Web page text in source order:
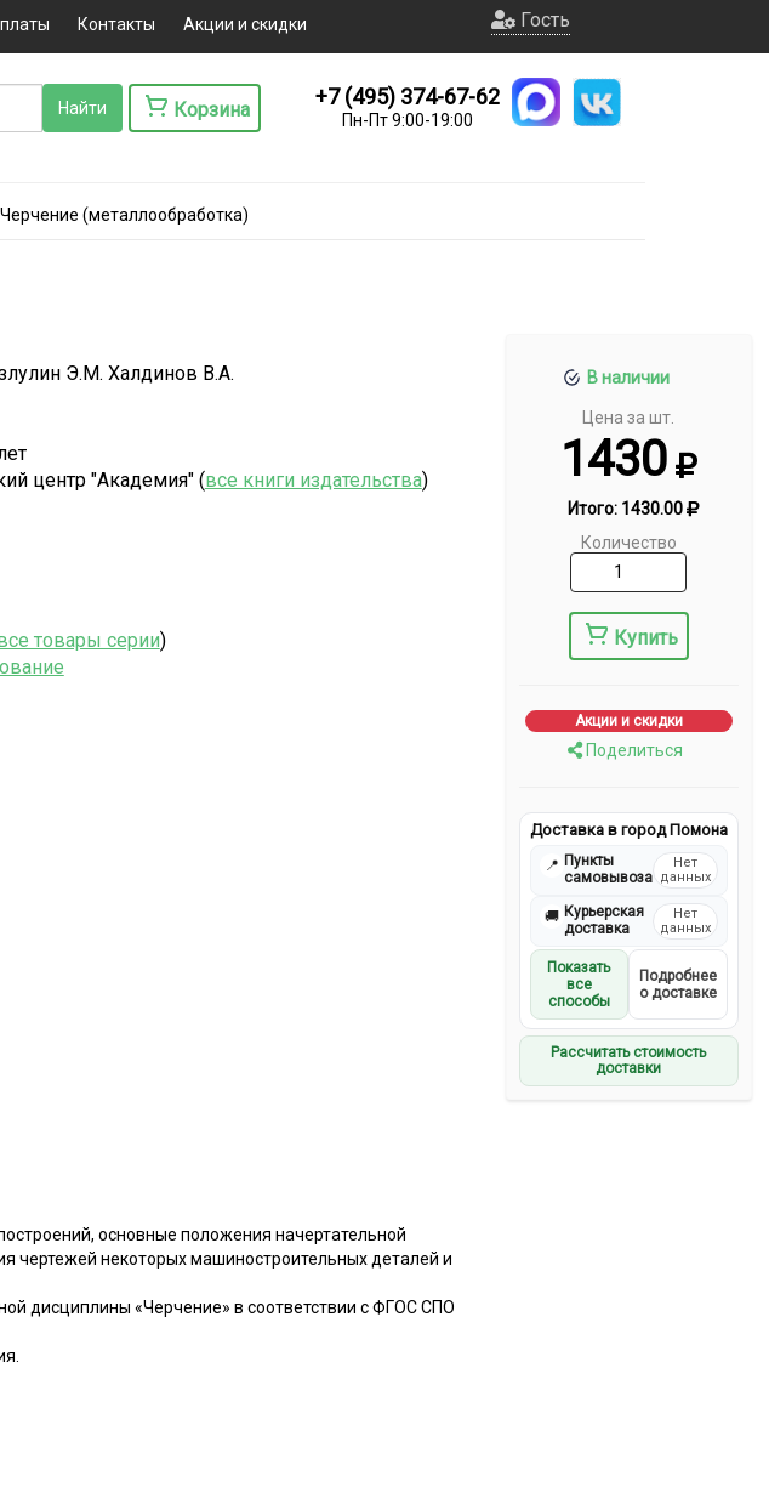
Контакты Акции и скидки Гость
Корзина
+7 (495) 374-67-62
Пн-Пт 9:00-19:00
Черчение (металлообработка)
В наличии
Цена за шт.
1430
Итого: 1430.00
Количество
Купить
Акции и скидки
Поделиться
Доставка в город Помона
📍 Пункты
самовывоза
Нет
данных
🚚 Курьерская
доставка
Нет
данных
Показать
все
способы
Подробнее
о доставке
Рассчитать стоимость
доставки
Э.М. Халдинов В.А.
центр "Академия" (все книги издательства)
товары серии)
основные положения начертательной
чертежей некоторых машиностроительных деталей и
дисциплины «Черчение» в соответствии с ФГОС СПО